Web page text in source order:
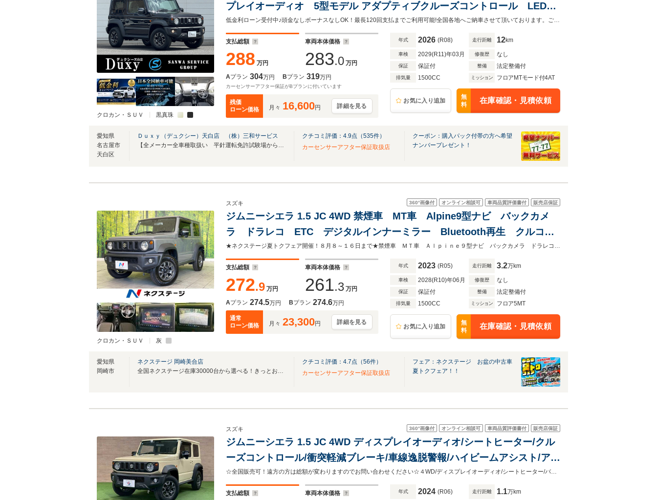
クロカン・ＳＵＶ 黒真珠
プレイオーディオ 5型モデル アダプティブクルーズコントロール LEDヘ
ッドランプ シートヒーター スズキセーフティサポート スマートキー ブル
ーイッシュブラック
低金利ローン受付中♪頭金なしボーナスなしOK！最長120回支払までご利用可能!全国各地へご納車させて頂いております。ご自宅まで納車致しますのでお気軽にお問い合わせ下さい。
支払総額
288 万円
車両本体価格
283.0 万円
Aプラン 304万円 Bプラン 319万円
カーセンサーアフター保証がBプランに付いています
残価
ローン価格
月々 16,600円 詳細を見る
年式 2026 (R08) 走行距離 12km
車検 2029(R11)年03月 修復歴 なし
保証 保証付 整備 法定整備付
排気量 1500CC ミッション フロアMTモード付4AT
お気に入り追加
無
料
在庫確認・見積依頼
愛知県
名古屋市
天白区
Ｄｕｘｙ（デュクシー）天白店 （株）三和サービス
【全メーカー全車種取扱い 平針運転免許試験場から5分！】
クチコミ評価： 4.9点（535件）
カーセンサーアフター保証取扱店
クーポン：購入パック付帯の方へ希望
ナンバープレゼント！
クロカン・ＳＵＶ 灰
360°画像付 オンライン相談可 車両品質評価書付 販売店保証
スズキ
ジムニーシエラ 1.5 JC 4WD 禁煙車 MT車 Alpine9型ナビ バックカメ
ラ ドラレコ ETC デジタルインナーミラー Bluetooth再生 クルコ
ン セーフティサポート シートヒーター(前席) LEDヘッドライト
★ネクステージ夏トクフェア開催！８月８～１６日まで★禁煙車 ＭＴ車 Ａｌｐｉｎｅ９型ナビ バックカメラ ドラレコ ＥＴＣ デジタルインナーミラー
支払総額
272.9 万円
車両本体価格
261.3 万円
Aプラン 274.5万円 Bプラン 274.6万円
通常
ローン価格
月々 23,300円 詳細を見る
年式 2023 (R05) 走行距離 3.2万km
車検 2028(R10)年06月 修復歴 なし
保証 保証付 整備 法定整備付
排気量 1500CC ミッション フロア5MT
お気に入り追加
無
料
在庫確認・見積依頼
愛知県
岡崎市
ネクステージ 岡崎美合店
全国ネクステージ在庫30000台から選べる！きっとお気に入りの愛車が見つかります！
クチコミ評価： 4.7点（56件）
カーセンサーアフター保証取扱店
フェア：ネクステージ お盆の中古車
夏トクフェア！！
360°画像付 オンライン相談可 車両品質評価書付 販売店保証
スズキ
ジムニーシエラ 1.5 JC 4WD ディスプレイオーディオ/シートヒーター/クル
ーズコントロール/衝突軽減ブレーキ/車線逸脱警報/ハイビームアシスト/アイ
ドリングストップ/スマートキー/プッシュスタート/LEDヘッドライト
☆全国販売可！遠方の方は総額が変わりますのでお問い合わせください☆４WD/ディスプレイオーディオ/シートヒーター/バックカメラ/LEDヘッドライト/衝突軽減ブレーキ
支払総額 車両本体価格 年式 2024 (R06) 走行距離 1.1万km